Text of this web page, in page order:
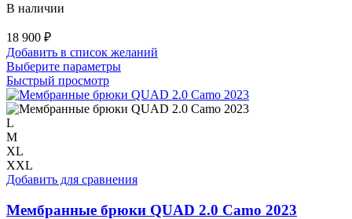
В наличии
18 900 ₽
Добавить в список желаний
Выберите параметрыЭтот
имеет
несколько
на
товара.
Быстрый просмотр
L
M
XL
XXL
Добавить для сравнения
Мембранные брюки QUAD 2.0 Camo 2023